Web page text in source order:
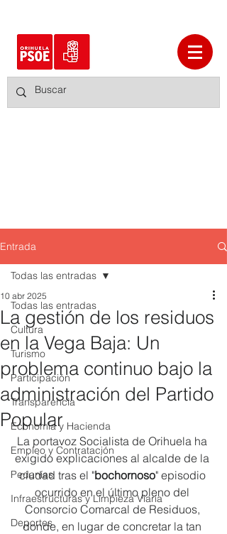
Entrada
Todas las entradas
Cultura
Turismo
Participación
Transparencia
Economía y Hacienda
Empleo y Contratación
Pedanías
Infraestructuras y Limpieza Viaria
Deportes
Todas las entradas
La gestión de los residuos
en la Vega Baja: Un
problema continuo bajo la
administración del Partido
Popular
10 abr 2025
La portavoz Socialista de Orihuela ha
exigido explicaciones al alcalde de la
ciudad tras el "bochornoso" episodio
ocurrido en el último pleno del
Consorcio Comarcal de Residuos,
donde, en lugar de concretar la tan